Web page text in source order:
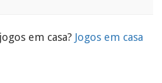
em casa? Jogos em casa